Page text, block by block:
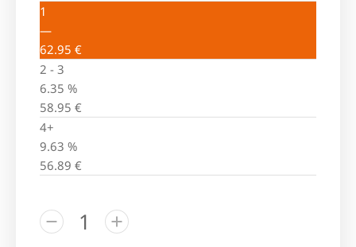
1
—
62.95 €
2 - 3
6.35 %
58.95 €
4+
9.63 %
56.89 €